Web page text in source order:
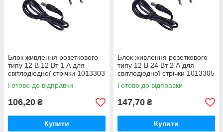
Блок живлення розеткового
типу 12 В 12 Вт 1 А для
світлодіодної стрічки 1013303
Готово до відправки
106,20 ₴
Купити
Блок живлення розеткового
типу 12 В 24 Вт 2 А для
світлодіодної стрічки 1013305
Готово до відправки
147,70 ₴
Купити